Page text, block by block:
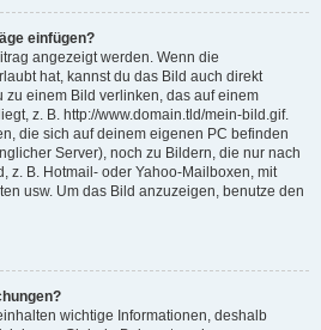
einfügen?
angezeigt werden. Wenn die
hat, kannst du das Bild auch direkt
zu einem Bild verlinken, das auf einem
z. B. http://www.domain.tld/mein-bild.gif.
die sich auf deinem eigenen PC befinden
Server), noch zu Bildern, die nur nach
z. B. Hotmail- oder Yahoo-Mailboxen, mit
usw. Um das Bild anzuzeigen, benutze den
wichtige Informationen, deshalb